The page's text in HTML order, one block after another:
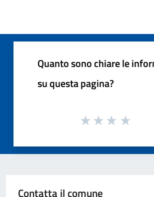
Quanto sono chiare le
su questa pagina?
Contatta il comune